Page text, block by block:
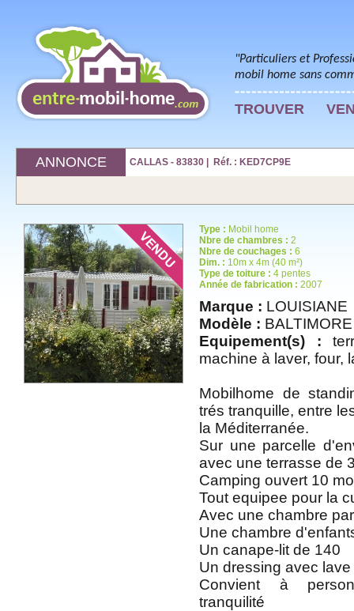
"Particuliers et
mobil home sans
TROUVER
ANNONCE CALLAS - 83830 | Réf. : KED7CP9E
Type : Mobil home
Nbre de chambres : 2
Nbre de couchages : 6
Dim. : 10m x 4m (40 m²)
Type de toiture : 4 pentes
Année de fabrication : 2007
Marque : LOUISIANE
Modèle : BALTIMORE
Equipement(s) :
machine à laver, four,
Mobilhome de
trés tranquille, entre
la Méditerranée.
Sur une parcelle
avec une terrasse de
Camping ouvert 10
Tout equipee pour la
Avec une chambre
Une chambre
Un canape-lit de 140
Un dressing avec lave
Convient à
tranquilité